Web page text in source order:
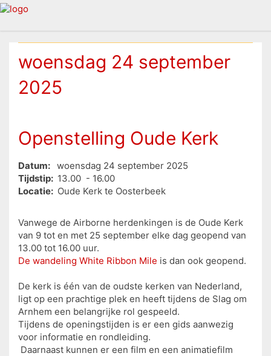
woensdag 24 september
2025
Openstelling Oude Kerk
Datum:
woensdag 24 september 2025
Tijdstip: 13.00 - 16.00
Locatie: Oude Kerk te Oosterbeek
Vanwege de Airborne herdenkingen is de Oude Kerk
van 9 tot en met 25 september elke dag geopend van
13.00 tot 16.00 uur.
De wandeling White Ribbon Mile is dan ook geopend.
De kerk is één van de oudste kerken van Nederland,
ligt op een prachtige plek en heeft tijdens de Slag om
Arnhem een belangrijke rol gespeeld.
Tijdens de openingstijden is er een gids aanwezig
voor informatie en rondleiding.
Daarnaast kunnen er een film en een animatiefilm